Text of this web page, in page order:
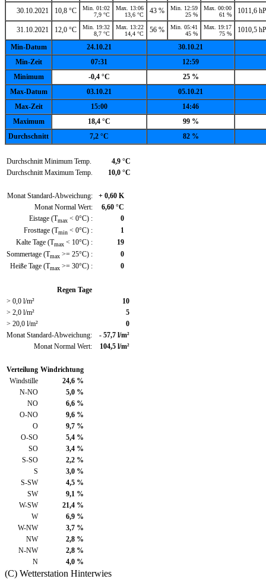
30.10.2021 10,8 °C
Min. 01:02
7,9 °C
Max. 13:06
13,6 °C
43 %
Min. 12:59
25 %
Max. 00:00
61 %
1011,6
31.10.2021 12,0 °C
Min. 19:32
8,7 °C
Max. 13:22
14,4 °C
56 %
Min. 05:41
45 %
Max. 19:17
75 %
1010,5
Min-Datum 24.10.21
30.10.21
Min-Zeit
07:31
12:59
Minimum
-0,4 °C
25 %
Max-Datum
03.10.21
05.10.21
Max-Zeit
15:00
14:46
Maximum
18,4 °C
99 %
Durchschnitt
7,2 °C 82 %
Durchschnitt Minimum Temp.
4,9 °C
Durchschnitt Maximum Temp.
10,0 °C
Monat Standard-Abweichung:
+ 0,60 K
Monat Normal Wert:
6,60 °C
Eistage (Tmax < 0°C) :
0
Frosttage (Tmin < 0°C) :
1
Kalte Tage (Tmax < 10°C) :
19
Sommertage (Tmax >= 25°C) :
0
Heiße Tage (Tmax >= 30°C) : 0
Regen Tage
> 0,0 l/m²
10
> 2,0 l/m²
5
> 20,0 l/m²
0
Monat Standard-Abweichung:
- 57,7 l/m²
Monat Normal Wert:
104,5 l/m²
Verteilung Windrichtung
Windstille
24,6 %
N-NO
5,0 %
NO
6,6 %
O-NO
9,6 %
O
9,7 %
O-SO
5,4 %
SO
3,4 %
S-SO
2,2 %
S
3,0 %
S-SW
4,5 %
SW
9,1 %
W-SW
21,4 %
W
6,9 %
W-NW
3,7 %
NW
2,8 %
N-NW
2,8 %
N
4,0 %
(C) Wetterstation Hinterwies